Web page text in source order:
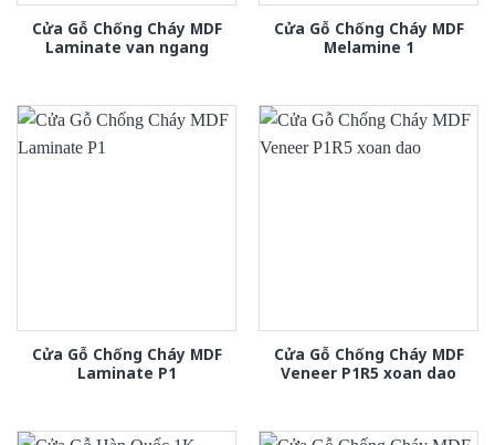
Cửa Gỗ Chống Cháy MDF
Laminate van ngang
Cửa Gỗ Chống Cháy MDF
Melamine 1
Cửa Gỗ Chống Cháy MDF
Laminate P1
Cửa Gỗ Chống Cháy MDF
Veneer P1R5 xoan dao